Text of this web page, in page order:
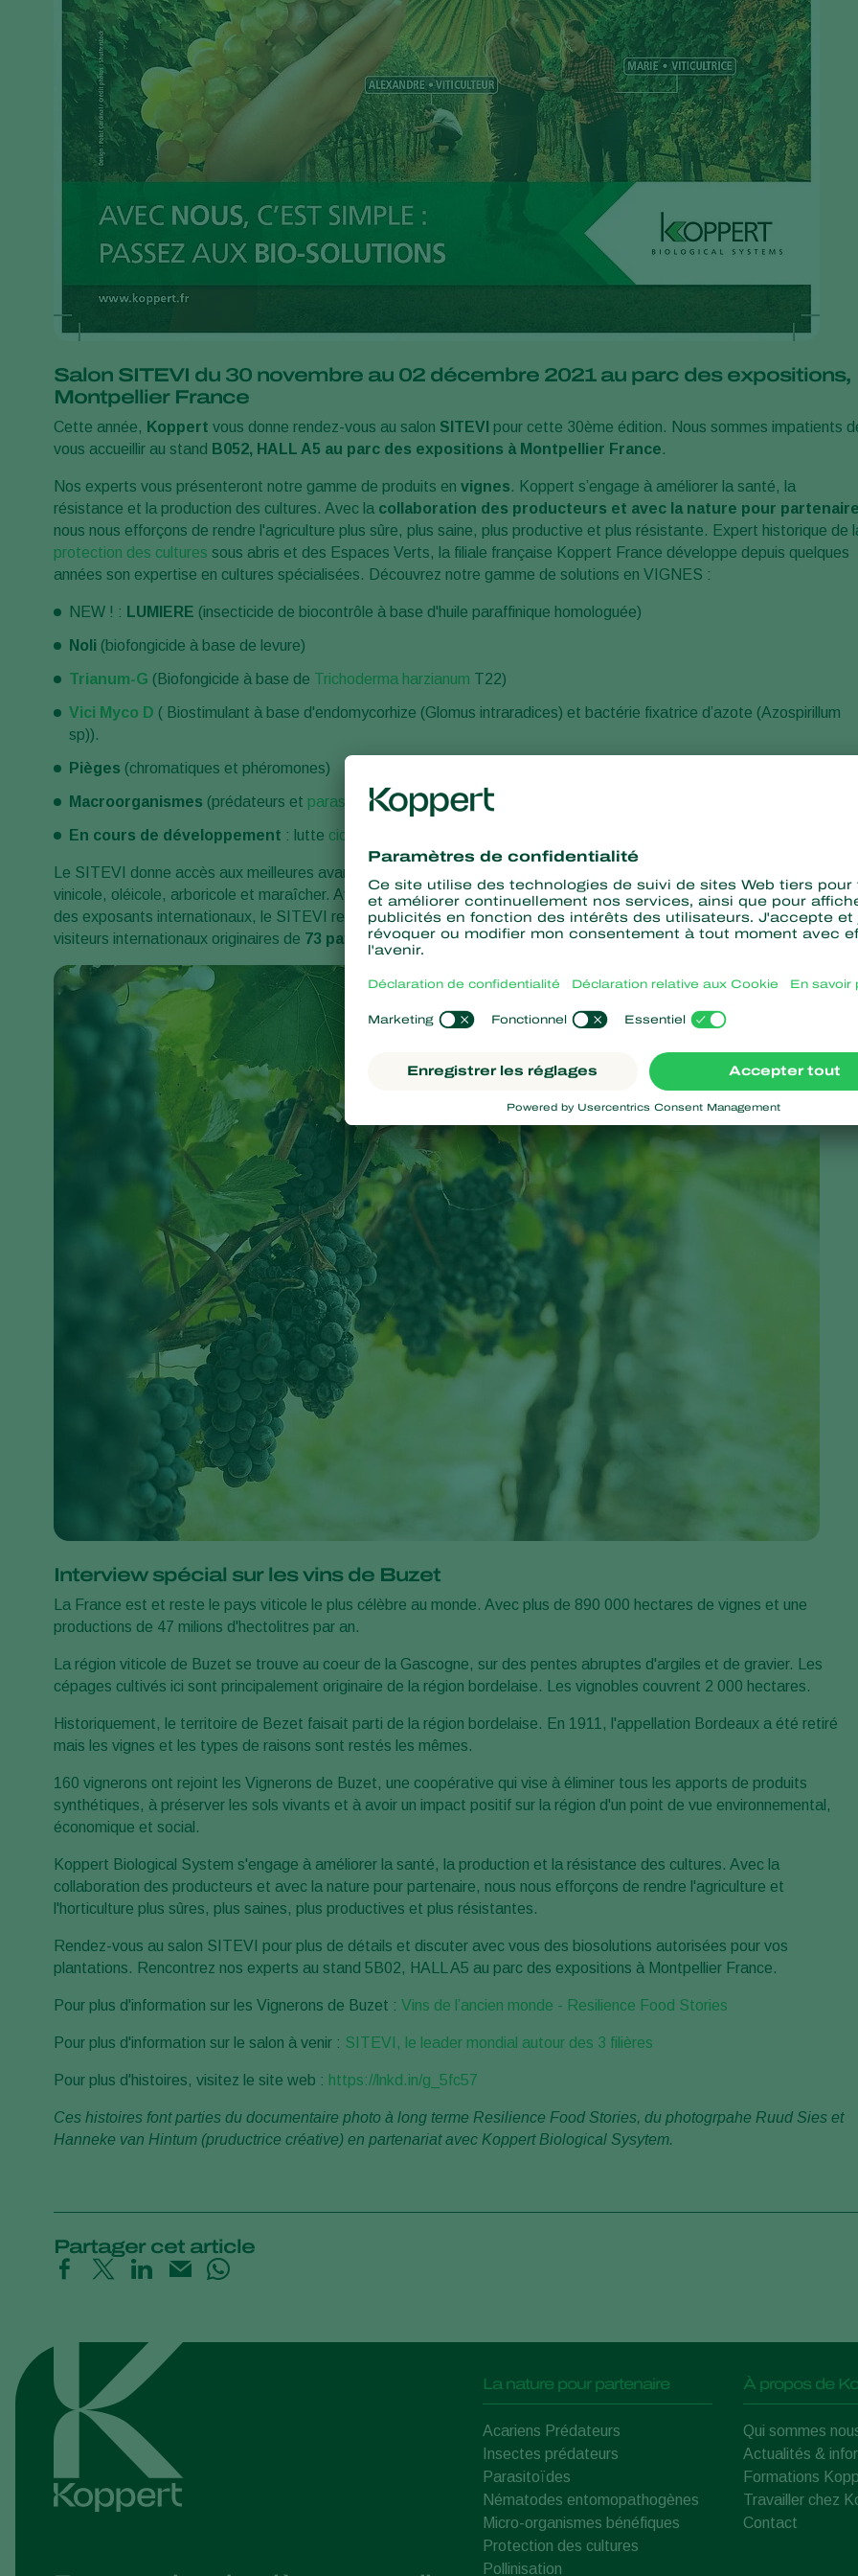
Salon SITEVI du 30 novembre au 02 décembre 2021 au parc des expositions,
Montpellier France
Cette année, Koppert vous donne rendez-vous au salon SITEVI pour cette 30ème édition. Nous sommes impatients
vous accueillir au stand B052, HALL A5 au parc des expositions à Montpellier France.
Nos experts vous présenteront notre gamme de produits en vignes. Koppert s’engage à améliorer la santé, la
résistance et la production des cultures. Avec la collaboration des producteurs et avec la nature pour
nous nous efforçons de rendre l'agriculture plus sûre, plus saine, plus productive et plus résistante. Expert historique de
protection des cultures sous abris et des Espaces Verts, la filiale française Koppert France développe depuis quelques
années son expertise en cultures spécialisées. Découvrez notre gamme de solutions en VIGNES :
NEW ! : LUMIERE (insecticide de biocontrôle à base d'huile paraffinique homologuée)
Noli (biofongicide à base de levure)
Trianum-G (Biofongicide à base de Trichoderma harzianum T22)
Vici Myco D ( Biostimulant à base d'endomycorhize (Glomus intraradices) et bactérie fixatrice d’azote (Azospirillum
sp)).
Pièges (chromatiques et phéromones)
Macroorganismes (prédateurs et parasitoïdes)
En cours de développement : lutte cicadelles
Le SITEVI donne accès aux meilleures avancées en matière d’équipements et de savoir-faire pour les secteurs viti-
vinicole, oléicole, arboricole et maraîcher. Avec1 100 exposantsen provenance de 25 pays et une progression de 23
des exposants internationaux, le SITEVI renforce son positionnement international. Le SITEVI 2019 a accueilli des
visiteurs internationaux originaires de 73 pays.
Interview spécial sur les vins de Buzet
La France est et reste le pays viticole le plus célèbre au monde. Avec plus de 890 000 hectares de vignes et une
productions de 47 milions d'hectolitres par an.
La région viticole de Buzet se trouve au coeur de la Gascogne, sur des pentes abruptes d'argiles et de gravier. Les
cépages cultivés ici sont principalement originaire de la région bordelaise. Les vignobles couvrent 2 000 hectares.
Historiquement, le territoire de Bezet faisait parti de la région bordelaise. En 1911, l'appellation Bordeaux a été retiré
mais les vignes et les types de raisons sont restés les mêmes.
160 vignerons ont rejoint les Vignerons de Buzet, une coopérative qui vise à éliminer tous les apports de produits
synthétiques, à préserver les sols vivants et à avoir un impact positif sur la région d'un point de vue environnemental,
économique et social.
Koppert Biological System s'engage à améliorer la santé, la production et la résistance des cultures. Avec la
collaboration des producteurs et avec la nature pour partenaire, nous nous efforçons de rendre l'agriculture et
l'horticulture plus sûres, plus saines, plus productives et plus résistantes.
Rendez-vous au salon SITEVI pour plus de détails et discuter avec vous des biosolutions autorisées pour vos
plantations. Rencontrez nos experts au stand 5B02, HALL A5 au parc des expositions à Montpellier France.
Pour plus d'information sur les Vignerons de Buzet : Vins de l’ancien monde - Resilience Food Stories
Pour plus d'information sur le salon à venir : SITEVI, le leader mondial autour des 3 filières
Pour plus d'histoires, visitez le site web : https:// lnkd.in/g_5fc57
Ces histoires font parties du documentaire photo à long terme Resilience Food Stories, du photogrpahe Ruud Sies et
Hanneke van Hintum (pruductrice créative) en partenariat avec Koppert Biological Sysytem.
Partager cet article
La nature pour partenaire
Acariens Prédateurs
Insectes prédateurs
Parasitoïdes
Nématodes entomopathogènes
Micro-organismes bénéfiques
Protection des cultures
Pollinisation
À propos de
Qui sommes
Actualités &
Formations
Travailler chez
Contact